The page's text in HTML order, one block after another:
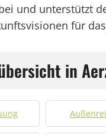
und unterstützt
für das
in